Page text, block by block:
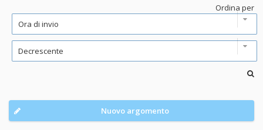
Ordina per
Nuovo argomento